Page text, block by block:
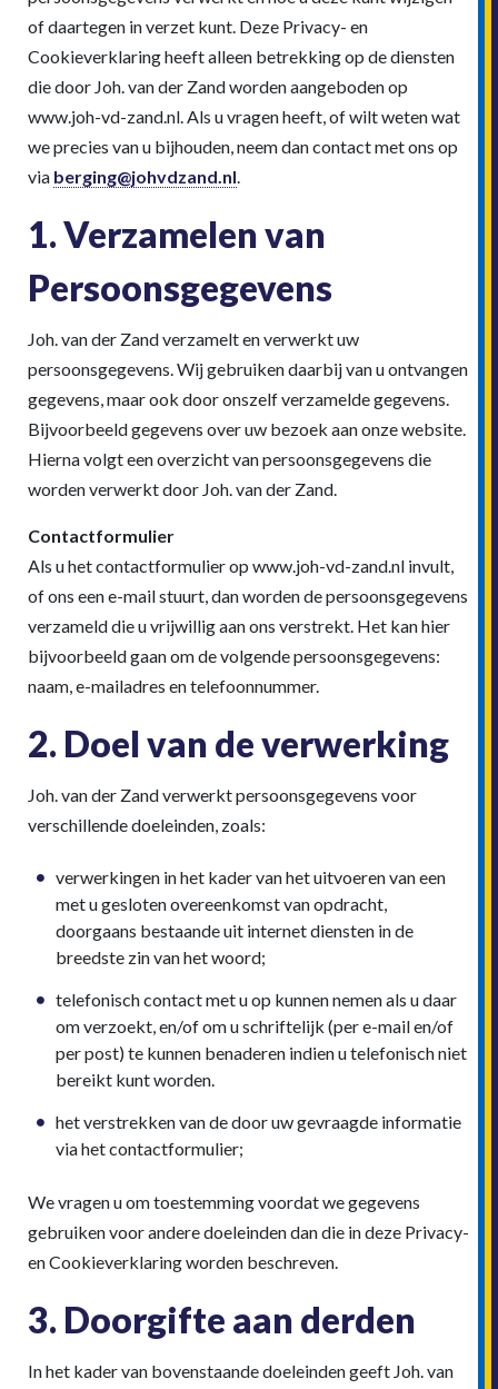
of daartegen in verzet kunt. Deze Privacy- en
Cookieverklaring heeft alleen betrekking op de diensten
die door Joh. van der Zand worden aangeboden op
www.joh-vd-zand.nl. Als u vragen heeft, of wilt weten wat
we precies van u bijhouden, neem dan contact met ons op
via berging@johvdzand.nl.
1. Verzamelen van
Persoonsgegevens
Joh. van der Zand verzamelt en verwerkt uw
persoonsgegevens. Wij gebruiken daarbij van u ontvangen
gegevens, maar ook door onszelf verzamelde gegevens.
Bijvoorbeeld gegevens over uw bezoek aan onze website.
Hierna volgt een overzicht van persoonsgegevens die
worden verwerkt door Joh. van der Zand.
Contactformulier
Als u het contactformulier op www.joh-vd-zand.nl invult,
of ons een e-mail stuurt, dan worden de persoonsgegevens
verzameld die u vrijwillig aan ons verstrekt. Het kan hier
bijvoorbeeld gaan om de volgende persoonsgegevens:
naam, e-mailadres en telefoonnummer.
2. Doel van de verwerking
Joh. van der Zand verwerkt persoonsgegevens voor
verschillende doeleinden, zoals:
verwerkingen in het kader van het uitvoeren van een
met u gesloten overeenkomst van opdracht,
doorgaans bestaande uit internet diensten in de
breedste zin van het woord;
telefonisch contact met u op kunnen nemen als u daar
om verzoekt, en/of om u schriftelijk (per e-mail en/of
per post) te kunnen benaderen indien u telefonisch niet
bereikt kunt worden.
het verstrekken van de door uw gevraagde informatie
via het contactformulier;
We vragen u om toestemming voordat we gegevens
gebruiken voor andere doeleinden dan die in deze Privacy-
en Cookieverklaring worden beschreven.
3. Doorgifte aan derden
In het kader van bovenstaande doeleinden geeft Joh. van